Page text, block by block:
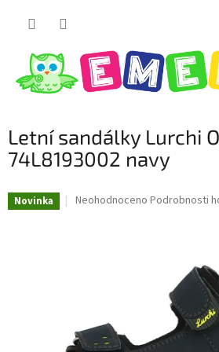
Letní sandálky Lurchi
74L8193002 navy
Novinka
Průměrné
Neohodnoceno Podrobnosti